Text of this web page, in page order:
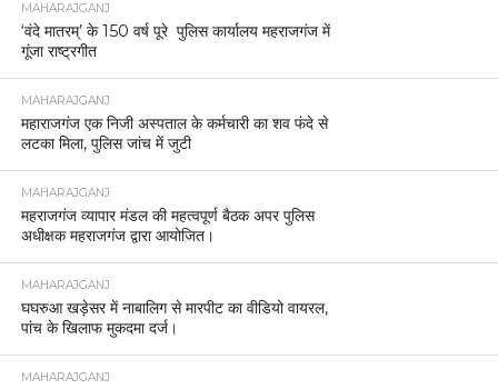
MAHARAJGANJ
‘वंदे मातरम्’ के 150 वर्ष पूरे पुलिस कार्यालय महराजगंज में
गूंजा राष्ट्रगीत
MAHARAJGANJ
महाराजगंज एक निजी अस्पताल के कर्मचारी का शव फंदे से
लटका मिला, पुलिस जांच में जुटी
MAHARAJGANJ
महराजगंज व्यापार मंडल की महत्वपूर्ण बैठक अपर पुलिस
अधीक्षक महराजगंज द्वारा आयोजित।
MAHARAJGANJ
घघरुआ खड़ेसर में नाबालिग से मारपीट का वीडियो वायरल,
पांच के खिलाफ मुकदमा दर्ज।
MAHARAJGANJ